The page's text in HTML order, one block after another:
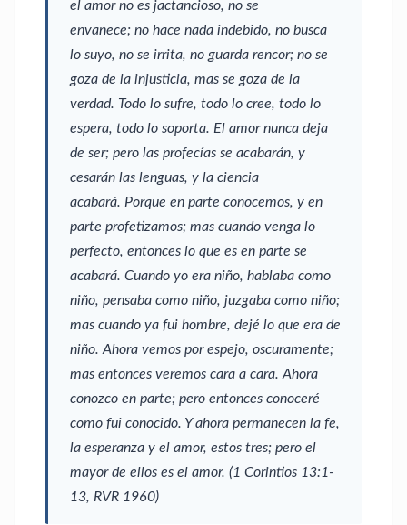
el amor no es jactancioso, no se
envanece; no hace nada indebido, no busca
lo suyo, no se irrita, no guarda rencor; no se
goza de la injusticia, mas se goza de la
verdad. Todo lo sufre, todo lo cree, todo lo
espera, todo lo soporta. El amor nunca deja
de ser; pero las profecías se acabarán, y
cesarán las lenguas, y la ciencia
acabará. Porque en parte conocemos, y en
parte profetizamos; mas cuando venga lo
perfecto, entonces lo que es en parte se
acabará. Cuando yo era niño, hablaba como
niño, pensaba como niño, juzgaba como niño;
mas cuando ya fui hombre, dejé lo que era de
niño. Ahora vemos por espejo, oscuramente;
mas entonces veremos cara a cara. Ahora
conozco en parte; pero entonces conoceré
como fui conocido. Y ahora permanecen la fe,
la esperanza y el amor, estos tres; pero el
mayor de ellos es el amor. (1 Corintios 13:1-
13, RVR 1960)